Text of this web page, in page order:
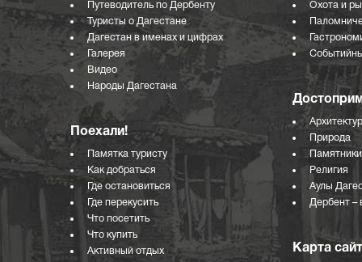
Путеводитель по Дербенту
Туристы о Дагестане
Дагестан в именах и цифрах
Галерея
Видео
Народы Дагестана
Поехали!
Памятка туристу
Как добраться
Где остановиться
Где перекусить
Что посетить
Что купить
Активный отдых
Охота и
Природа
Памятники
Религия
Аулы
Дербент –
Карта